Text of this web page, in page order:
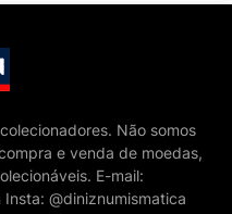
Não somos
e venda de moedas,
E-mail:
@diniznumismatica